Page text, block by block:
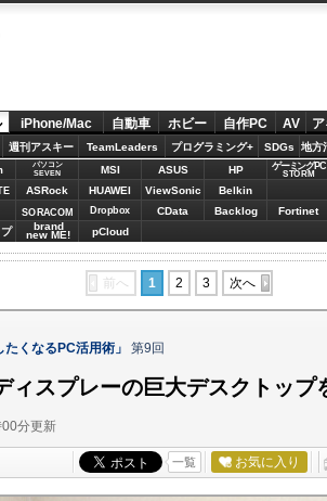
iPhone/Mac 自動車 ホビー 自作PC AV
週刊アスキー TeamLeaders プログラミング+ SDGs 地方
パソコン
SEVEN
MSI ASUS HP ゲーミングPC
STORM
ASRock HUAWEI ViewSonic Belkin
SORACOM Dropbox CData Backlog Fortinet
brand
new ME! pCloud
前へ 1 2 3 次へ
くなるPC活用術」 第9回
ィスプレーの巨大デスクトップ
分更新
一覧 お気に入り